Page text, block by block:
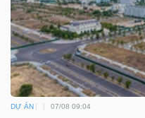
DỰ ÁN 07/08 09:04
CÔNG
NGHỆ